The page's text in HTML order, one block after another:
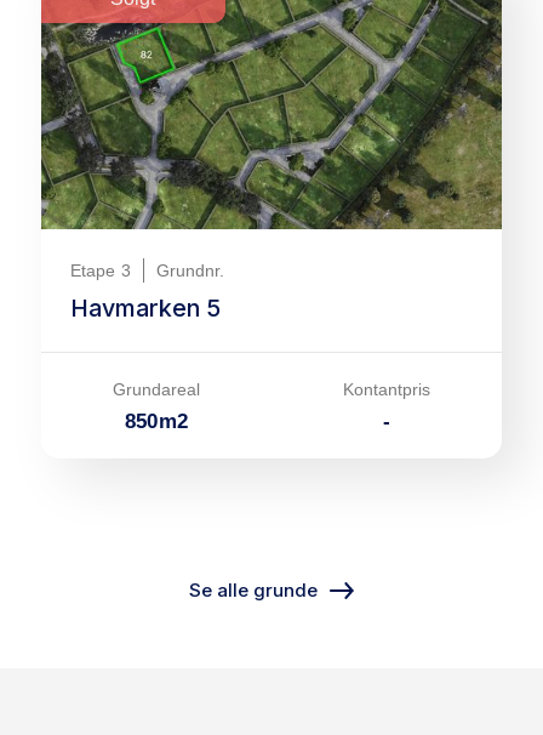
Etape 3 Grundnr.
Havmarken 5
Grundareal
850m2
Kontantpris
-
Se alle grunde